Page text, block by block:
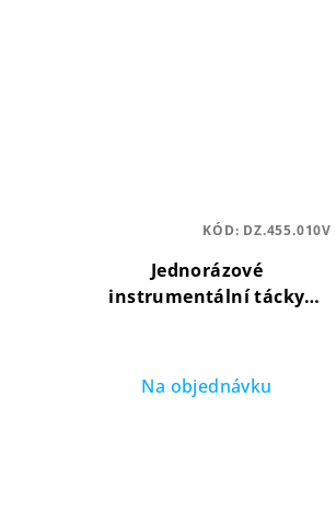
Jednorázové
instrumentální tácky
uspořádání nástrojů
Na objednávku
KÓD: DZ.455.010V